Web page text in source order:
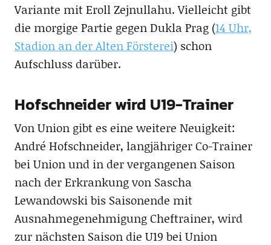
Variante mit Eroll Zejnullahu. Vielleicht gibt
die morgige Partie gegen Dukla Prag (14 Uhr,
Stadion an der Alten Försterei) schon
Aufschluss darüber.
Hofschneider wird U19-Trainer
Von Union gibt es eine weitere Neuigkeit:
André Hofschneider, langjähriger Co-Trainer
bei Union und in der vergangenen Saison
nach der Erkrankung von Sascha
Lewandowski bis Saisonende mit
Ausnahmegenehmigung Cheftrainer, wird
zur nächsten Saison die U19 bei Union